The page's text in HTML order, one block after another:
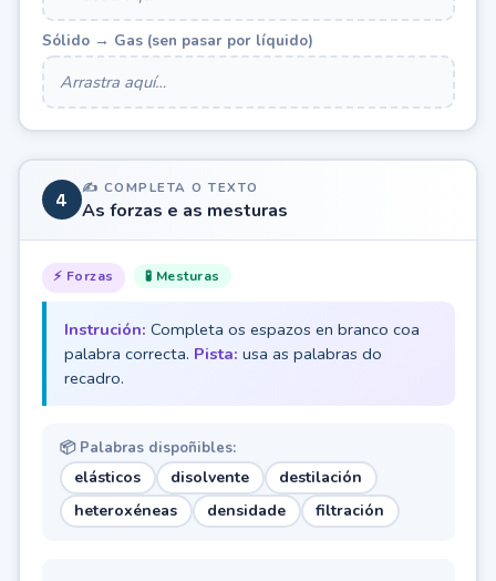
Sólido → Gas (sen pasar por líquido)
Arrastra aquí…
4
✍️ COMPLETA O TEXTO
As forzas e as mesturas
⚡ Forzas 🧪 Mesturas
Instrución: Completa os espazos en branco coa
palabra correcta. Pista: usa as palabras do
recadro.
📦 Palabras dispoñibles:
elásticos disolvente
destilación
heteroxéneas
densidade filtración